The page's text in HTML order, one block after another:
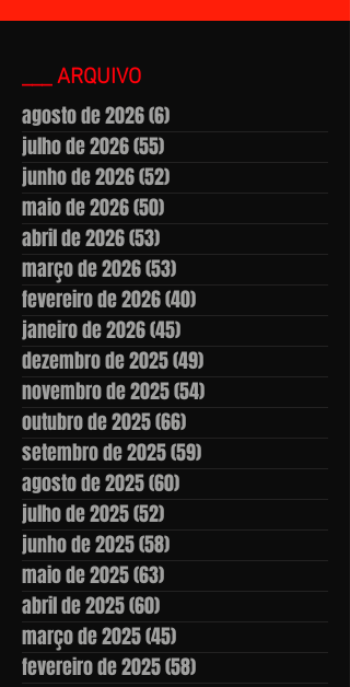
___ ARQUIVO
agosto de 2026(6)
julho de 2026(55)
junho de 2026(52)
maio de 2026(50)
abril de 2026(53)
março de 2026(53)
fevereiro de 2026(40)
janeiro de 2026(45)
dezembro de 2025(49)
novembro de 2025(54)
outubro de 2025(66)
setembro de 2025(59)
agosto de 2025(60)
julho de 2025(52)
junho de 2025(58)
maio de 2025(63)
abril de 2025(60)
março de 2025(45)
fevereiro de 2025(58)